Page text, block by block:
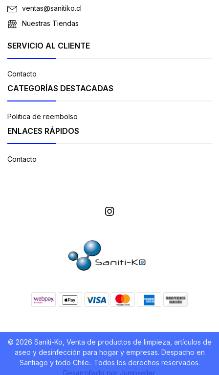
ventas@sanitiko.cl
Nuestras Tiendas
SERVICIO AL CLIENTE
Contacto
CATEGORÍAS DESTACADAS
Politica de reembolso
ENLACES RÁPIDOS
Contacto
© 2026 Saniti-Ko, Venta de productos de limpieza, artículos de
aseo y desinfección para hogar y empresas. Despacho en
Santiago y todo Chile.. Todos los derechos reservados.
Desarrollado por Jumpseller.